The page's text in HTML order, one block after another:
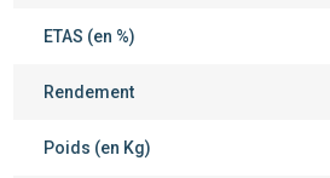
ETAS (en %)
Rendement
Poids (en Kg)